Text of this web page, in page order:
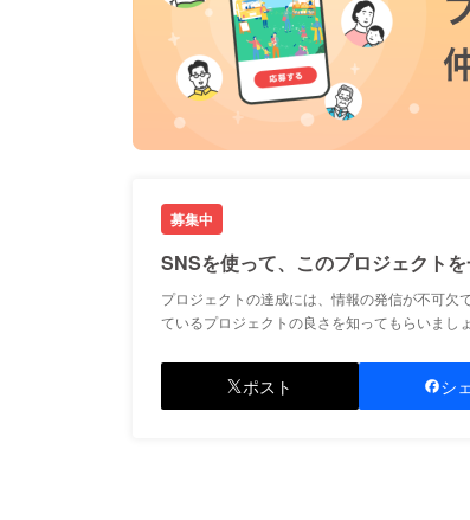
募集中
SNSを使って、このプロジェクト
プロジェクトの達成には、情報の発信が不可欠
ているプロジェクトの良さを知ってもらいまし
ポスト シ